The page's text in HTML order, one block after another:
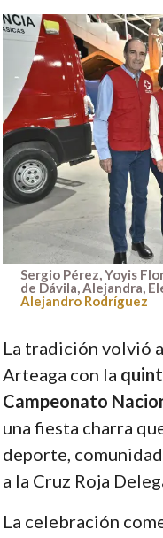
Sergio Pérez, Yoyis
de Dávila, Alejandra,
Alejandro Rodríguez
La tradición volvió
Arteaga con la
Campeonato
una fiesta charra
deporte,
a la Cruz Roja
La celebración